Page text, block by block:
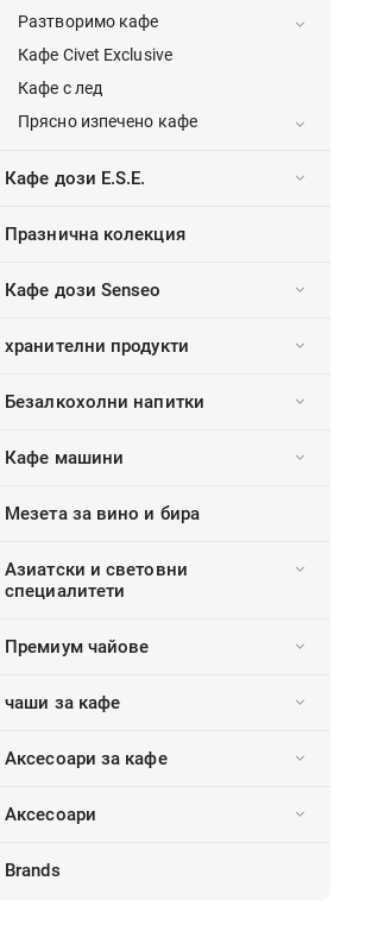
Разтворимо кафе
Кафе Civet Exclusive
Кафе с лед
Прясно изпечено кафе
Кафе дози E.S.E.
Празнична колекция
Кафе дози Senseo
хранителни продукти
Безалкохолни напитки
Кафе машини
Мезета за вино и бира
Азиатски и световни
специалитети
Премиум чайове
чаши за кафе
Аксесоари за кафе
Аксесоари
Brands